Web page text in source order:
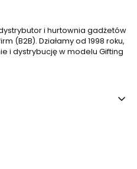
i hurtownia gadżetów
(B2B). Działamy od 1998 roku,
i dystrybucję w modelu Gifting